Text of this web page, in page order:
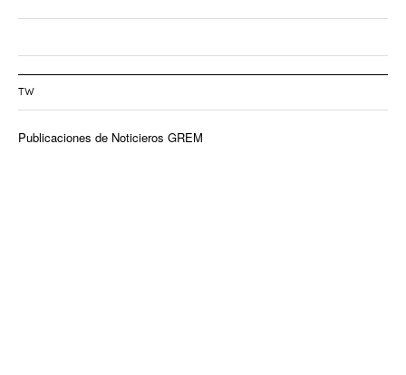
TW
Publicaciones de Noticieros GREM